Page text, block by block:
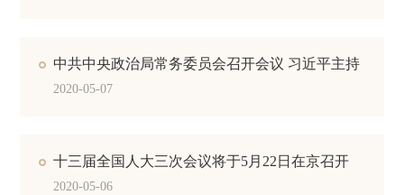
中共中央政治局常务委员会召开会议 习近平主持
2020-05-07
十三届全国人大三次会议将于5月22日在京召开
2020-05-06